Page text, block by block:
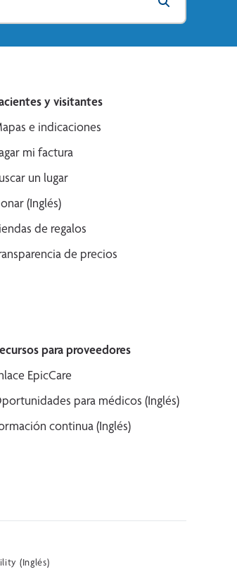
y visitantes
e indicaciones
mi factura
un lugar
(Inglés)
de regalos
de precios
para proveedores
EpicCare
para médicos (Inglés)
continua (Inglés)
(Inglés)